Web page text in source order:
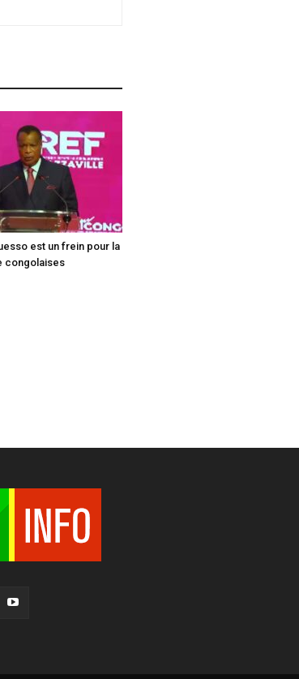
est un frein pour la
congolaises